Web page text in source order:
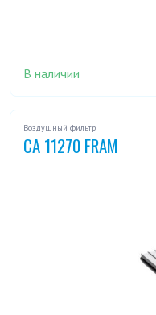
В наличии
Воздушный фильтр
CA 11270 FRAM